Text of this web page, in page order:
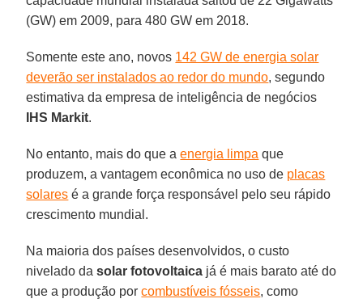
(GW) em 2009, para 480 GW em 2018.
Somente este ano, novos 142 GW de energia solar
deverão ser instalados ao redor do mundo, segundo
estimativa da empresa de inteligência de negócios
IHS Markit.
No entanto, mais do que aenergia limpa que
produzem, a vantagem econômica no uso de placas
solares é a grande força responsável pelo seu rápido
crescimento mundial.
Na maioria dos países desenvolvidos, o custo
nivelado dasolar fotovoltaica já é mais barato até do
que a produção porcombustíveis fósseis, como